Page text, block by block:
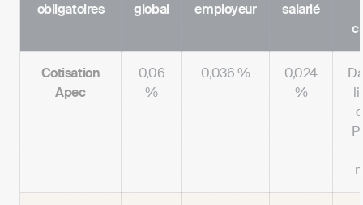
obligatoires
global
employeur
salarié
Cotisation
Apec
0,06
%
0,036 %
0,024
%